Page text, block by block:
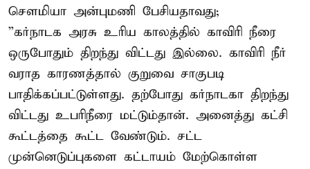
சௌமியா அன்புமணி பேசியதாவது;
”கர்நாடக அரசு உரிய காலத்தில் காவிரி நீரை
ஒருபோதும் திறந்து விட்டது இல்லை. காவிரி நீர்
வராத காரணத்தால் குறுவை சாகுபடி
பாதிக்கப்பட்டுள்ளது. தற்போது கர்நாடகா திறந்து
விட்டது உபரிநீரை மட்டும்தான். அனைத்து கட்சி
கூட்டத்தை கூட்ட வேண்டும். சட்ட
முன்னெடுப்புகளை கட்டாயம் மேற்கொள்ள